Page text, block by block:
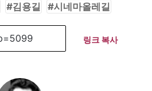
김용길 시네마올레길
링크 복사